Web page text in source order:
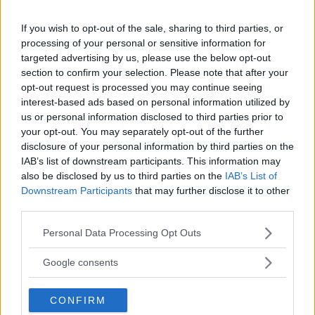
If you wish to opt-out of the sale, sharing to third parties, or
processing of your personal or sensitive information for
targeted advertising by us, please use the below opt-out
section to confirm your selection. Please note that after your
opt-out request is processed you may continue seeing
interest-based ads based on personal information utilized by
us or personal information disclosed to third parties prior to
your opt-out. You may separately opt-out of the further
disclosure of your personal information by third parties on the
IAB’s list of downstream participants. This information may
also be disclosed by us to third parties on the IAB’s List of
Downstream Participants that may further disclose it to other
Please note that this website/app uses one or more Google
not limited to your visit or usage behaviour. You may click to
use your data for below specified purposes in below Google
consent section.
Personal Data Processing Opt Outs
Google consents
CONFIRM
Husbil & Husvagn har försökt göra allt för att du ska bli
informerad och – minst lika viktigt – inspirerad. Vilken typ av
husbil eller husvagn passar dig bäst? Det finns ett fordon för
alla sägs det men vilket är bäst för just dig? Vart ska du åka,
eller inte åka? Sådana frågor benar vi ut och ger svar på.
Hoppas att du hittar vad du söker på vår sajt. Tidningen är
dock nedlagd och inget nytt kommer att publiceras på sajten
– men arkivet är välfyllt! Husbil & Husvagn ingår nu som en